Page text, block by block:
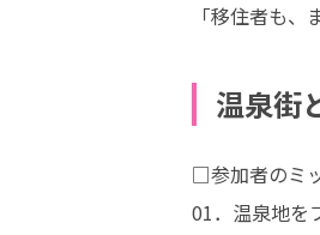
「移住者も
温泉街
□参加者のミ
01．温泉地を